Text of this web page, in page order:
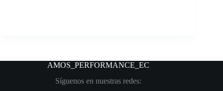
AMOS_PERFORMANCE _EC
Síguenos en nuestras redes: